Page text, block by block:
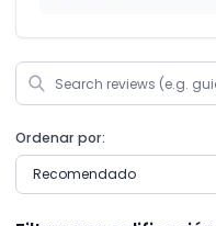
Ordenar por: